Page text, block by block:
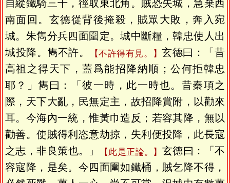
自縱鐵騎三千，徑取東北角。賊恐失城，急棄西
南面回。玄德從背後掩殺，賊眾大敗，奔入宛
城。朱雋分兵四面圍定。城中斷糧，韓忠使人出
城投降。雋不許。
【不許得有見。】玄德曰：「昔
高祖之得天下，蓋爲能招降納順；公何拒韓忠
耶？」雋曰：「彼一時，此一時也。昔秦項之
際，天下大亂，民無定主，故招降賞附，以勸來
耳。今海內一統，惟黃巾造反；若容其降，無以
勸善。使賊得利恣意劫掠，失利便投降，此長寇
之志，非良策也。」
【此是正論。】 玄德曰：「不
容寇降，是矣。今四面圍如鐵桶，賊乞降不得，